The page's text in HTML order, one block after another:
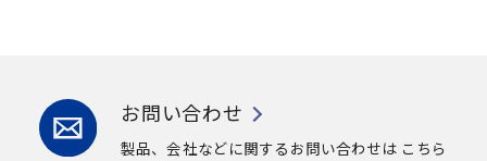
お問い合わせ
製品、会社などに関するお問い合わせは こちら